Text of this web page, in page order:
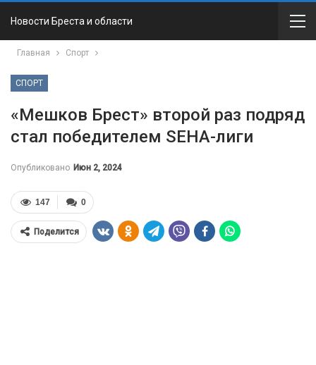
Новости Бреста и области
Главная Спорт
СПОРТ
«Мешков Брест» второй раз подряд
стал победителем SEHA-лиги
Опубликовано Июн 2, 2024
0
147
Поделится